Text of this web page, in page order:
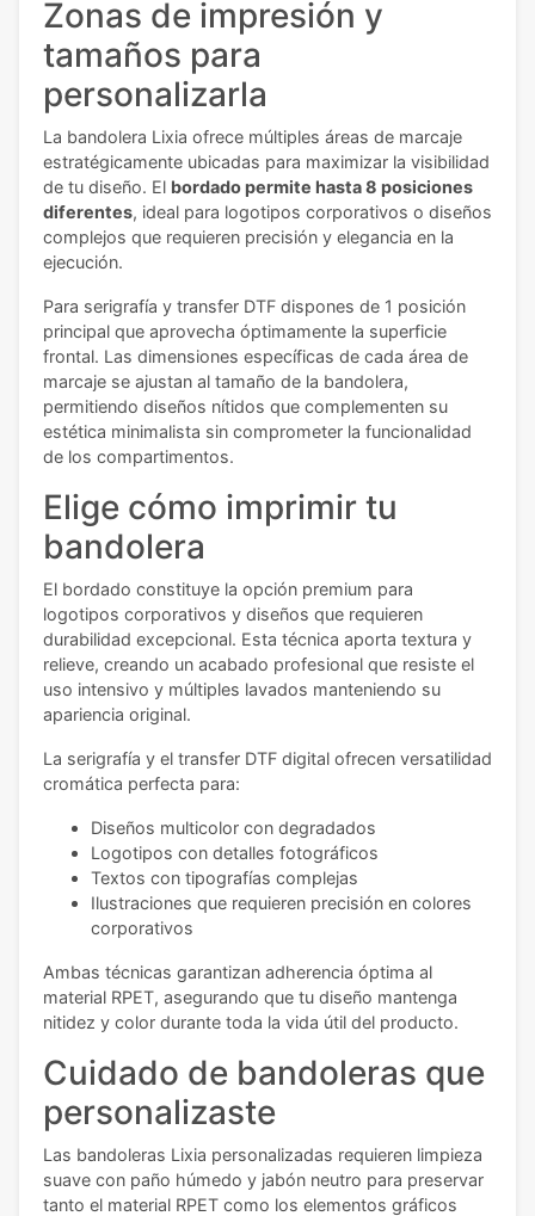
Zonas de impresión y
tamaños para
personalizarla
La bandolera Lixia ofrece múltiples áreas de marcaje
estratégicamente ubicadas para maximizar la visibilidad
de tu diseño. El bordado permite hasta 8 posiciones
diferentes, ideal para logotipos corporativos o diseños
complejos que requieren precisión y elegancia en la
ejecución.
Para serigrafía y transfer DTF dispones de 1 posición
principal que aprovecha óptimamente la superficie
frontal. Las dimensiones específicas de cada área de
marcaje se ajustan al tamaño de la bandolera,
permitiendo diseños nítidos que complementen su
estética minimalista sin comprometer la funcionalidad
de los compartimentos.
Elige cómo imprimir tu
bandolera
El bordado constituye la opción premium para
logotipos corporativos y diseños que requieren
durabilidad excepcional. Esta técnica aporta textura y
relieve, creando un acabado profesional que resiste el
uso intensivo y múltiples lavados manteniendo su
apariencia original.
La serigrafía y el transfer DTF digital ofrecen versatilidad
cromática perfecta para:
Diseños multicolor con degradados
Logotipos con detalles fotográficos
Textos con tipografías complejas
Ilustraciones que requieren precisión en colores
corporativos
Ambas técnicas garantizan adherencia óptima al
material RPET, asegurando que tu diseño mantenga
nitidez y color durante toda la vida útil del producto.
Cuidado de bandoleras que
personalizaste
Las bandoleras Lixia personalizadas requieren limpieza
suave con paño húmedo y jabón neutro para preservar
tanto el material RPET como los elementos gráficos